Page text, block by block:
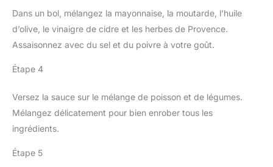
Dans un bol, mélangez la mayonnaise, la moutarde, l’huile
d’olive, le vinaigre de cidre et les herbes de Provence.
Assaisonnez avec du sel et du poivre à votre goût.
Étape 4
Versez la sauce sur le mélange de poisson et de légumes.
Mélangez délicatement pour bien enrober tous les
ingrédients.
Étape 5